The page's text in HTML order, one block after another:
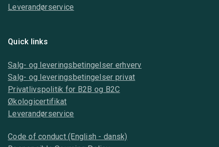
Leverandørservice
Quick links
Salg- og leveringsbetingelser erhverv
Salg- og leveringsbetingelser privat
Privatlivspolitik for B2B og B2C
Økologicertifikat
Leverandørservice
Code of conduct (English - dansk)